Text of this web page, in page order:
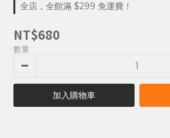
全店，全館滿 $299 免運費！
NT$680
數量
加入購物車